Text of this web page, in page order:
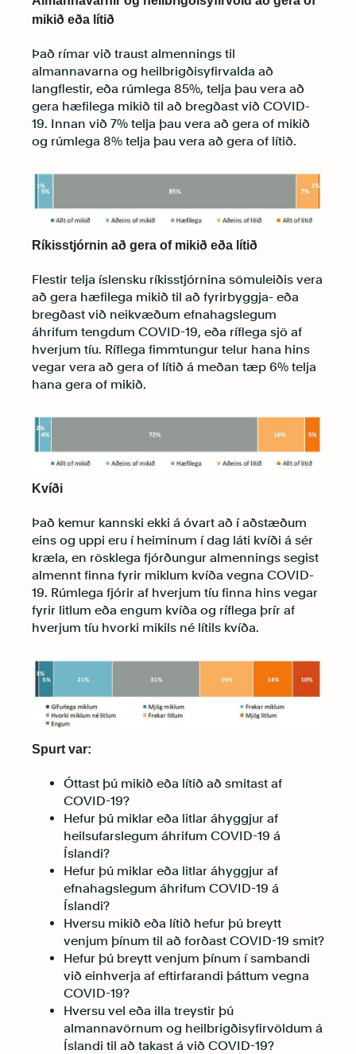
mikið eða lítið
Það rímar við traust almennings til
almannavarna og heilbrigðisyfirvalda að
langflestir, eða rúmlega 85%, telja þau vera að
gera hæfilega mikið til að bregðast við COVID-
19. Innan við 7% telja þau vera að gera of mikið
og rúmlega 8% telja þau vera að gera of lítið.
Ríkisstjórnin að gera of mikið eða lítið
Flestir telja íslensku ríkisstjórnina sömuleiðis vera
að gera hæfilega mikið til að fyrirbyggja- eða
bregðast við neikvæðum efnahagslegum
áhrifum tengdum COVID-19, eða ríflega sjö af
hverjum tíu. Ríflega fimmtungur telur hana hins
vegar vera að gera of lítið á meðan tæp 6% telja
hana gera of mikið.
Kvíði
Það kemur kannski ekki á óvart að í aðstæðum
eins og uppi eru í heiminum í dag láti kvíði á sér
kræla, en rösklega fjórðungur almennings segist
almennt finna fyrir miklum kvíða vegna COVID-
19. Rúmlega fjórir af hverjum tíu finna hins vegar
fyrir litlum eða engum kvíða og ríflega þrír af
hverjum tíu hvorki mikils né lítils kvíða.
Spurt var:
Óttast þú mikið eða lítið að smitast af
COVID-19?
Hefur þú miklar eða litlar áhyggjur af
heilsufarslegum áhrifum COVID-19 á
Íslandi?
Hefur þú miklar eða litlar áhyggjur af
efnahagslegum áhrifum COVID-19 á
Íslandi?
Hversu mikið eða lítið hefur þú breytt
venjum þínum til að forðast COVID-19 smit?
Hefur þú breytt venjum þínum í sambandi
við einhverja af eftirfarandi þáttum vegna
COVID-19?
Hversu vel eða illa treystir þú
almannavörnum og heilbrigðisyfirvöldum á
Íslandi til að takast á við COVID-19?